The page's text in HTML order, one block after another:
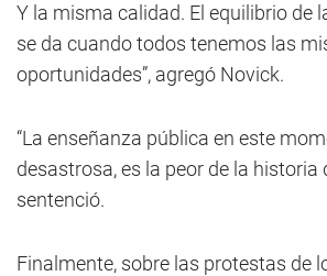
Y la misma calidad. El equilibrio de
se da cuando todos tenemos las
oportunidades”, agregó Novick.
“La enseñanza pública en este
desastrosa, es la peor de la historia
sentenció.
Finalmente, sobre las protestas de